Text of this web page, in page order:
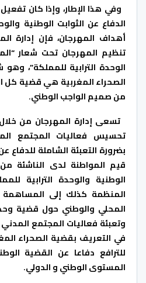
وفي هذا الإطار، وإذا كان
الدفاع عن الثوابت الوطنية
أهداف المهرجان، فإن إدارة
تنظيم المهرجان تحت شعار
الوحدة الترابية للمملكة”،
الصحراء المغربية هي قضية كل
من صميم الواجب الوطني.
تسعى إدارة المهرجان من
تحسيس فعاليات المجتمع
بضرورة التعبئة الشاملة للدفاع
قيم المواطنة لدى الناشئة
الوطنية والوحدة الترابية
المنظمة كذلك إلى
المحلي والوطني حول قضية
وتعبئة فعاليات المجتمع
في التعريف بقضية الصحراء
للترافع دفاعا عن القضية
المستوى الوطني و الدولي.